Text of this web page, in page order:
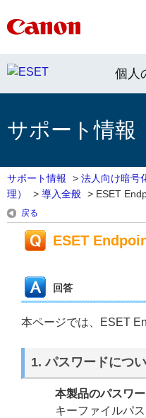
個人
サポート情
サポート情報 > 法人向け暗号
理）
> 導入全般 > ESET
戻る
ESET
回答
本ページでは、ESET
1. パスワードにつ
本製品のパスワ
キーファイルパ